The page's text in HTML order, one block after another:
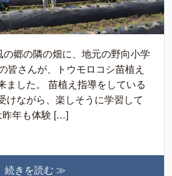
郷の隣の畑に、地元の野向小学
皆さんが、トウモロコシ苗植え
ました。 苗植え指導をしている
けながら、楽しそうに学習して
昨年も体験 […]
続きを読む ≫